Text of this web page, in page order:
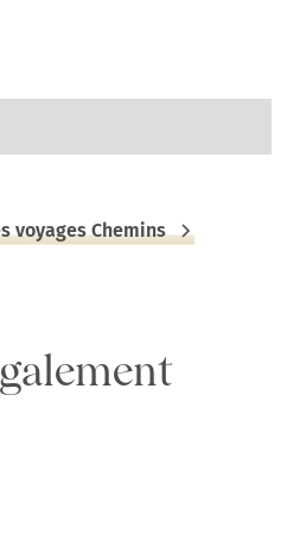
voyages Chemins